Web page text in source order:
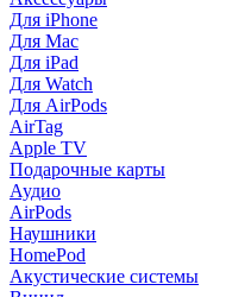
Для iPhone
Для Mac
Для iPad
Для Watch
Для AirPods
AirTag
Apple TV
Подарочные карты
Аудио
AirPods
Наушники
HomePod
Акустические системы